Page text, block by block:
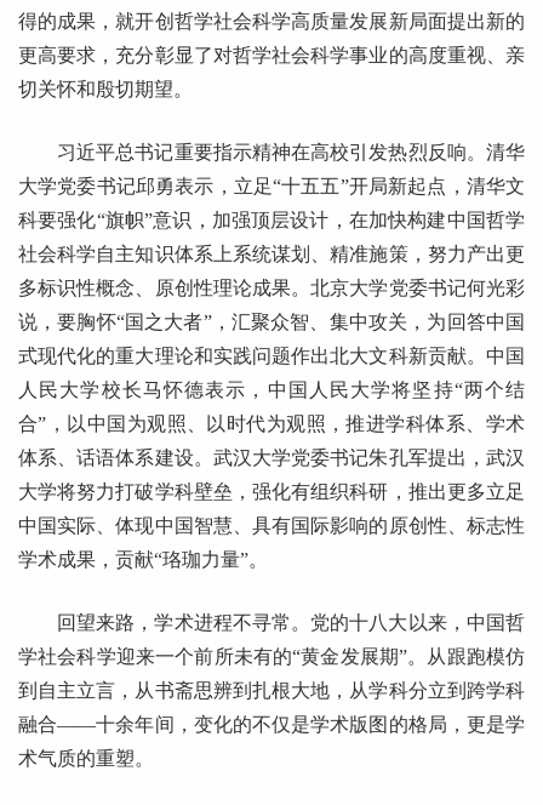
得的成果，就开创哲学社会科学高质量发展新局面提出新的
更高要求，充分彰显了对哲学社会科学事业的高度重视、亲
切关怀和殷切期望。
习近平总书记重要指示精神在高校引发热烈反响。清华
大学党委书记邱勇表示，立足“十五五”开局新起点，清华文
科要强化“旗帜”意识，加强顶层设计，在加快构建中国哲学
社会科学自主知识体系上系统谋划、精准施策，努力产出更
多标识性概念、原创性理论成果。北京大学党委书记何光彩
说，要胸怀“国之大者”，汇聚众智、集中攻关，为回答中国
式现代化的重大理论和实践问题作出北大文科新贡献。中国
人民大学校长马怀德表示，中国人民大学将坚持“两个结
合”，以中国为观照、以时代为观照，推进学科体系、学术
体系、话语体系建设。武汉大学党委书记朱孔军提出，武汉
大学将努力打破学科壁垒，强化有组织科研，推出更多立足
中国实际、体现中国智慧、具有国际影响的原创性、标志性
学术成果，贡献“珞珈力量”。
回望来路，学术进程不寻常。党的十八大以来，中国哲
学社会科学迎来一个前所未有的“黄金发展期”。从跟跑模仿
到自主立言，从书斋思辨到扎根大地，从学科分立到跨学科
融合——十余年间，变化的不仅是学术版图的格局，更是学
术气质的重塑。